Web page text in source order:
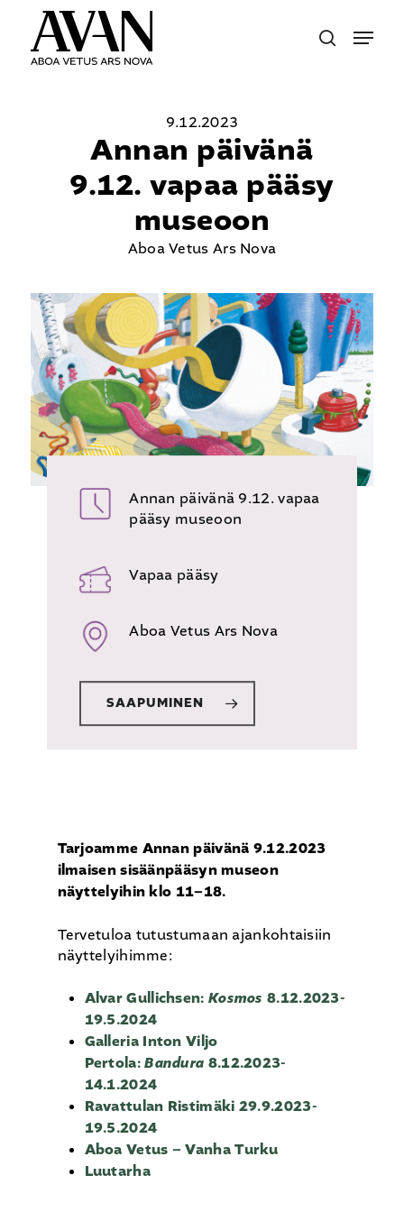
main
content
search
Menu
9.12.2023
Annan päivänä
9.12. vapaa pääsy
museoon
Aboa Vetus Ars Nova
Annan päivänä 9.12. vapaa
pääsy museoon
Vapaa pääsy
Aboa Vetus Ars Nova
SAAPUMINEN
Tarjoamme Annan päivänä 9.12.2023
ilmaisen sisäänpääsyn museon
näyttelyihin klo 11–18.
Tervetuloa tutustumaan ajankohtaisiin
näyttelyihimme:
Alvar Gullichsen: Kosmos8.12.2023-
19.5.2024
Galleria Inton Viljo
Pertola:Bandura 8.12.2023-
14.1.2024
Ravattulan Ristimäki 29.9.2023-
19.5.2024
Aboa Vetus – Vanha Turku
Luutarha